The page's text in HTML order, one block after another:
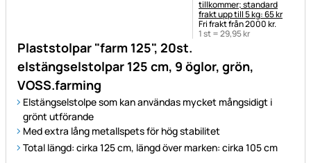
Plaststolpar "farm 125", 20st.
elstängselstolpar 125 cm, 9 öglor, grön,
VOSS.farming
Elstängselstolpe som kan användas mycket mångsidigt i
grönt utförande
Med extra lång metallspets för hög stabilitet
Total längd: cirka 125 cm, längd över marken: cirka 105 cm
tillkommer; standard
frakt upp till 5 kg: 65 kr
Fri frakt från 2000 kr.
1 st =29,95kr